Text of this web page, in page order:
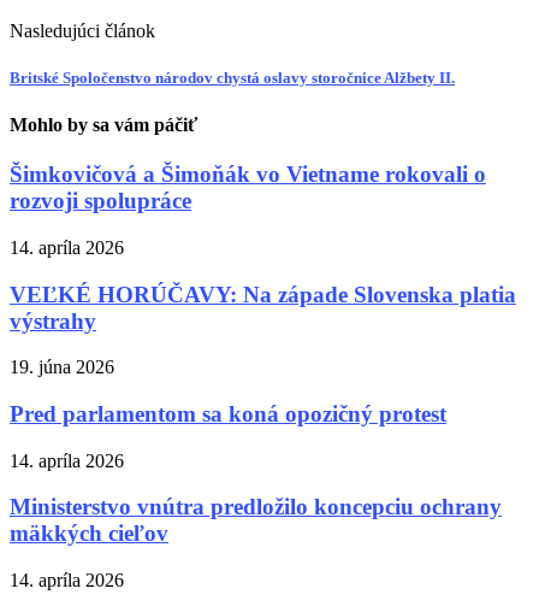
Nasledujúci článok
Britské Spoločenstvo národov chystá oslavy storočnice Alžbety II.
Mohlo by sa vám páčiť
Šimkovičová a Šimoňák vo Vietname rokovali o
rozvoji spolupráce
14. apríla 2026
VEĽKÉ HORÚČAVY: Na západe Slovenska platia
výstrahy
19. júna 2026
Pred parlamentom sa koná opozičný protest
14. apríla 2026
Ministerstvo vnútra predložilo koncepciu ochrany
mäkkých cieľov
14. apríla 2026